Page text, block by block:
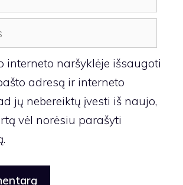
interneto naršyklėje išsaugoti
adresą ir interneto
jų nebereiktų įvesti iš naujo,
vėl norėsiu parašyti